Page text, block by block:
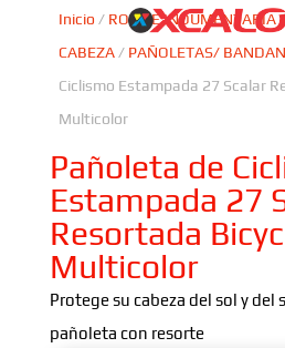
Inicio / ROPA E INDUMENTARIA
CABEZA/ PAÑOLETAS/
Ciclismo Estampada 27 Scalar
Multicolor
Pañoleta de
Estampada 27
Resortada
Multicolor
Protege su cabeza del sol y del
pañoleta con resorte